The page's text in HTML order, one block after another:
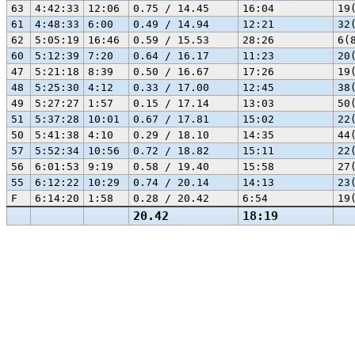
20.42 18:19
63
4:42:33 12:06 0.75 / 14.45 16:04
61
4:48:33 6:00 0.49 / 14.94 12:21
62
5:05:19 16:46 0.59 / 15.53 28:26
60
5:12:39 7:20 0.64 / 16.17 11:23
47
5:21:18 8:39 0.50 / 16.67 17:26
48
5:25:30 4:12 0.33 / 17.00 12:45
49
5:27:27 1:57 0.15 / 17.14 13:03
51
5:37:28 10:01 0.67 / 17.81 15:02
50
5:41:38 4:10 0.29 / 18.10 14:35
57
5:52:34 10:56 0.72 / 18.82 15:11
56
6:01:53 9:19 0.58 / 19.40 15:58
55
6:12:22 10:29 0.74 / 20.14 14:13
F
6:14:20 1:58 0.28 / 20.42 6:54